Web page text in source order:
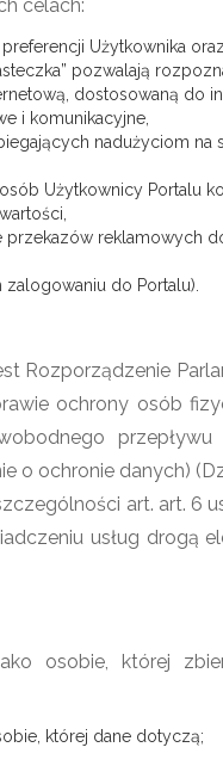
celach:
Użytkownika
pozwalają
dostosowaną do
i komunikacyjne,
nadużyciom na
Użytkownicy Portalu
przekazów reklamowych
do Portalu).
Rozporządzenie
ochrony osób
ochronie danych) (Dz.
art. art. 6
usług drogą
osobie, której
której dane dotyczą;